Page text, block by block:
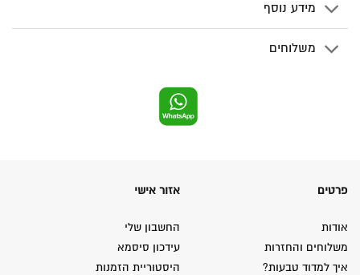
מידע נוסף
משלוחים
פרטים
אודות
משלוחים והחזרות
איך למדוד טבעות?
אזור אישי
החשבון שלי
עידכון סיסמא
היסטוריית הזמנות